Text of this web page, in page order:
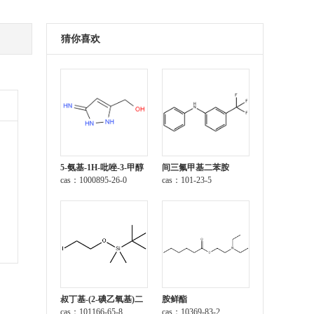
猜你喜欢
5-氨基-1H-吡唑-3-甲醇
cas：1000895-26-0
间三氟甲基二苯胺
cas：101-23-5
叔丁基-(2-碘乙氧基)二
甲基硅烷
cas：101166-65-8
胺鲜酯
cas：10369-83-2